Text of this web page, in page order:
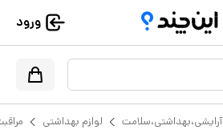
ورود
آرایشی،بهداشتی،سلامت لوازم بهداشتی